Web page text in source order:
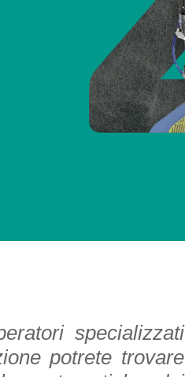
specializzati
potrete trovare